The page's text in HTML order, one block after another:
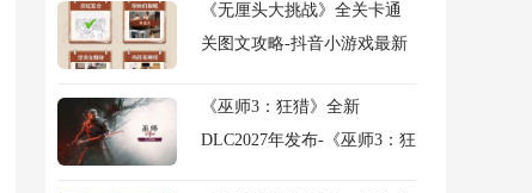
《无厘头大挑战》全关卡通
关图文攻略-抖音小游戏最新
《巫师3：狂猎》全新
DLC2027年发布-《巫师3：狂